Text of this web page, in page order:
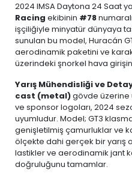
2024 IMSA Daytona 24 Saat
Racing ekibinin #78
işçiliğiyle minyatür dünyaya
sunulan bu model, Huracán
aerodinamik paketini ve
üzerindeki şnorkel hava
Yarış Mühendisliği ve
cast (metal)gövde üzerine
ve sponsor logoları, 2024
uyumludur. Model; GT3
genişletilmiş çamurluklar ve
ölçekte dahi gerçek bir yarış
lastikler ve aerodinamik jant
doğruluğunu tamamlar.